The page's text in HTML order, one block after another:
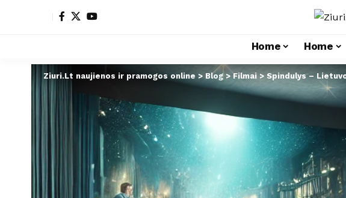
Home Home
Ziuri.Lt naujienos ir pramogos online > Blog > Filmai >Spindulys –